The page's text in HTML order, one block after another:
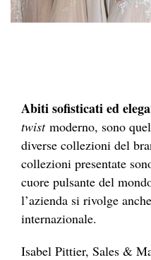
Abiti sofisticati ed
twist moderno, sono
diverse collezioni del
collezioni presentate
cuore pulsante del
l’azienda si rivolge
internazionale.
Isabel Pittier, Sales &